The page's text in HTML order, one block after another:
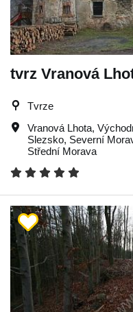
tvrz Vranová
Tvrze
Vranová Lhota,
Slezsko, Severní
Střední Morava